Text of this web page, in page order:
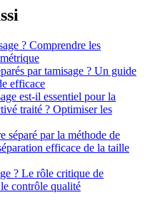
? Comprendre les
par tamisage ? Un guide
efficace
est-il essentiel pour la
traité ? Optimiser les
séparé par la méthode de
efficace de la taille
? Le rôle critique de
contrôle qualité